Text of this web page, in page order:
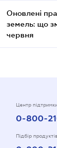
Оновлені
земель: що
червня
Центр
0-800-
Підбір